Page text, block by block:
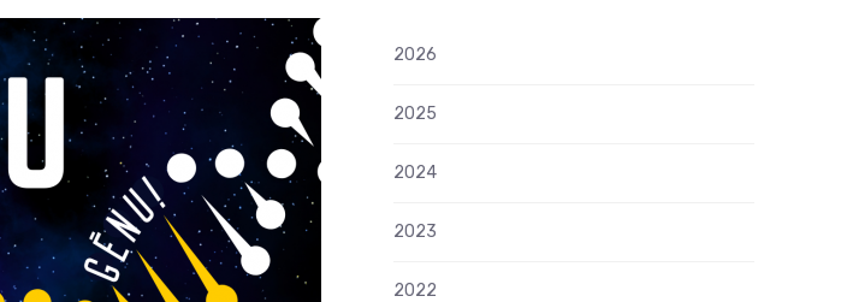
2026
2025
2024
2023
2022